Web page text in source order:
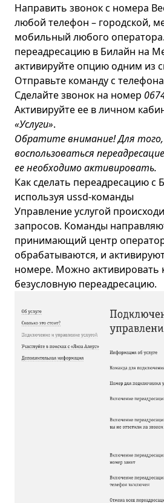
Направить звонок с номера
любой телефон – городской,
мобильный любого
переадресацию в Билайн на
активируйте опцию одним из
Отправьте команду с телефона
Сделайте звонок на номер
Активируйте ее в личном
«Услуги».
Обратите внимание! Для
воспользоваться
ее необходимо активировать.
Как сделать переадресацию с
используя ussd-команды
Управление услугой
запросов. Команды
принимающий центр
обрабатываются, и
номере. Можно активировать
безусловную переадресацию.